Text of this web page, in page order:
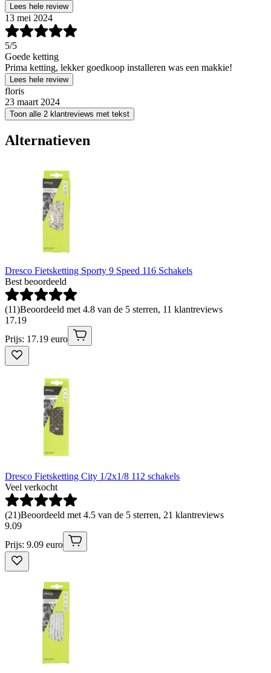
Lees hele review
13 mei 2024
5/5
Goede ketting
Prima ketting, lekker goedkoop installeren was een makkie!
Lees hele review
floris
23 maart 2024
Toon alle 2 klantreviews met tekst
Alternatieven
Dresco Fietsketting Sporty 9 Speed 116 Schakels
Best beoordeeld
(11)Beoordeeld met 4.8 van de 5 sterren, 11 klantreviews
17.19
Prijs: 17.19 euro
Dresco Fietsketting City 1/2x1/8 112 schakels
Veel verkocht
(21)Beoordeeld met 4.5 van de 5 sterren, 21 klantreviews
9.09
Prijs: 9.09 euro